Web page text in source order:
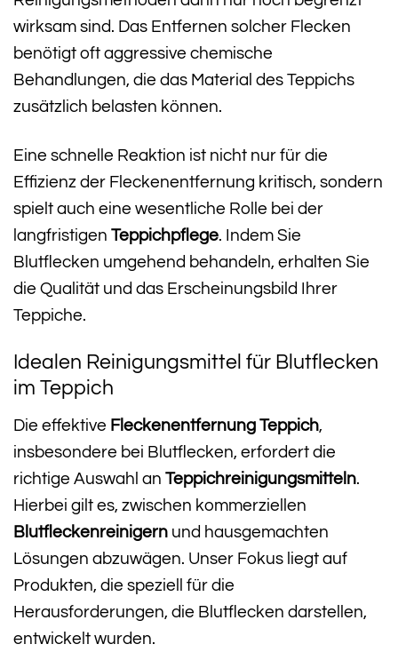
wirksam sind. Das Entfernen solcher Flecken
benötigt oft aggressive chemische
Behandlungen, die das Material des Teppichs
zusätzlich belasten können.
Eine schnelle Reaktion ist nicht nur für die
Effizienz der Fleckenentfernung kritisch, sondern
spielt auch eine wesentliche Rolle bei der
langfristigen Teppichpflege. Indem Sie
Blutflecken umgehend behandeln, erhalten Sie
die Qualität und das Erscheinungsbild Ihrer
Teppiche.
Idealen Reinigungsmittel für Blutflecken
im Teppich
Die effektive Fleckenentfernung Teppich,
insbesondere bei Blutflecken, erfordert die
richtige Auswahl an Teppichreinigungsmitteln.
Hierbei gilt es, zwischen kommerziellen
Blutfleckenreinigern und hausgemachten
Lösungen abzuwägen. Unser Fokus liegt auf
Produkten, die speziell für die
Herausforderungen, die Blutflecken darstellen,
entwickelt wurden.